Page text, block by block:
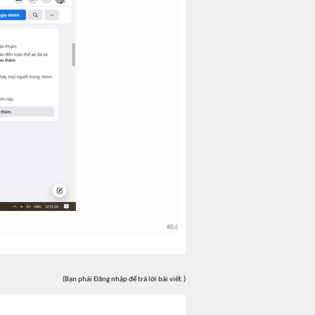
#86
(Bạn phải Đăng nhập để trả lời bài viết.)